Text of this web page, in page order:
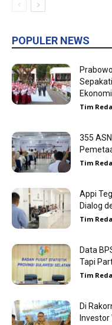
POPULER NEWS
Ekonomi
Tim
355
Tim
Appi
Dialog
Tim
Data
Tapi
Tim
Di